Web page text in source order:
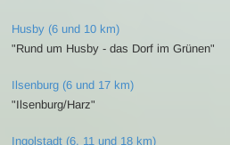
Husby (6 und 10 km)
"Rund um Husby - das Dorf im Grünen"
Ilsenburg (6 und 17 km)
"Ilsenburg/Harz"
Ingolstadt (6, 11 und 18 km)